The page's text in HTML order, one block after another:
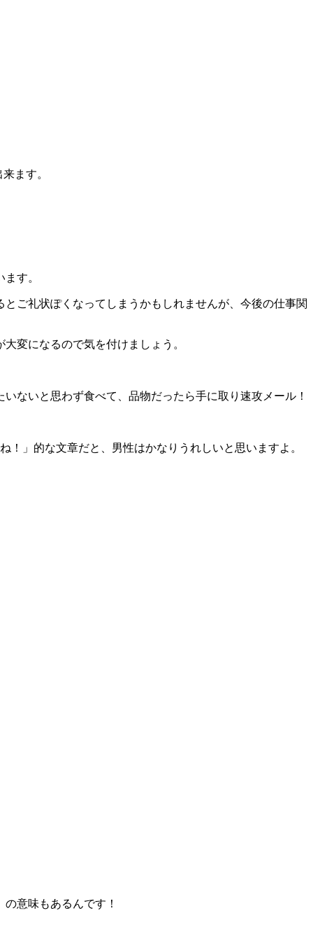
ます。
す。
ご礼状ぽくなってしまうかもしれませんが、今後の仕事関
変になるので気を付けましょう。
ないと思わず食べて、 品物だったら手に取り速攻メール！
」的な文章だと、男性はかなりうれしいと思いますよ。
の意味もあるんです！